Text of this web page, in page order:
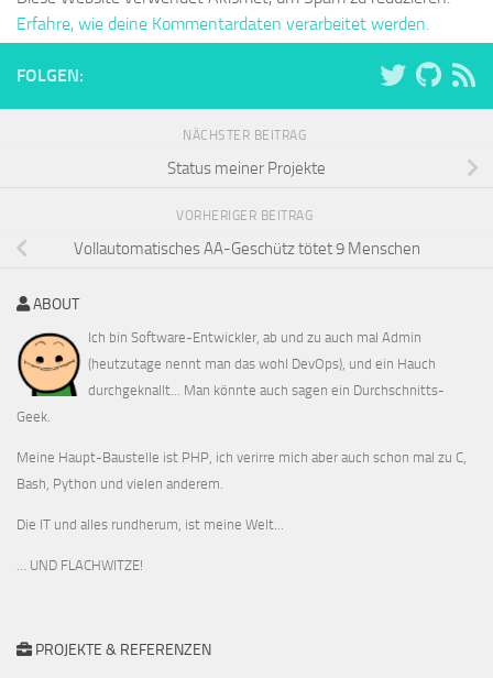
Erfahre, wie deine Kommentardaten verarbeitet werden.
FOLGEN:
NÄCHSTER BEITRAG
Status meiner Projekte
VORHERIGER BEITRAG
Vollautomatisches AA-Geschütz tötet 9 Menschen
ABOUT
Ich bin Software-Entwickler, ab und zu auch mal Admin
(heutzutage nennt man das wohl DevOps), und ein Hauch
durchgeknallt... Man könnte auch sagen ein Durchschnitts-
Geek.
Meine Haupt-Baustelle ist PHP, ich verirre mich aber auch schon mal zu C,
Bash, Python und vielen anderem.
Die IT und alles rundherum, ist meine Welt...
… UND FLACHWITZE!
PROJEKTE & REFERENZEN